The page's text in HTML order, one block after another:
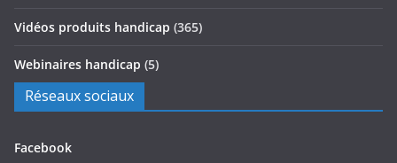
Vidéos produits handicap (365)
Webinaires handicap (5)
Réseaux sociaux
Facebook